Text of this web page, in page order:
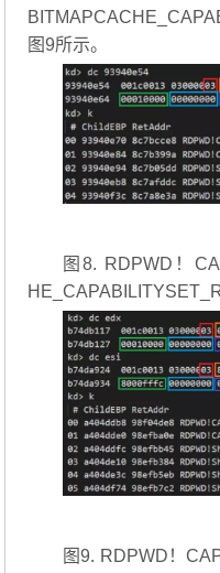
图9所示。
图8. RDPWD！
图9. RDPWD！